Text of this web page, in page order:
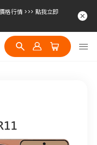
行情 >>> 點我立即
格行情 >>> 點我立即
格行情 >>> 點我立即